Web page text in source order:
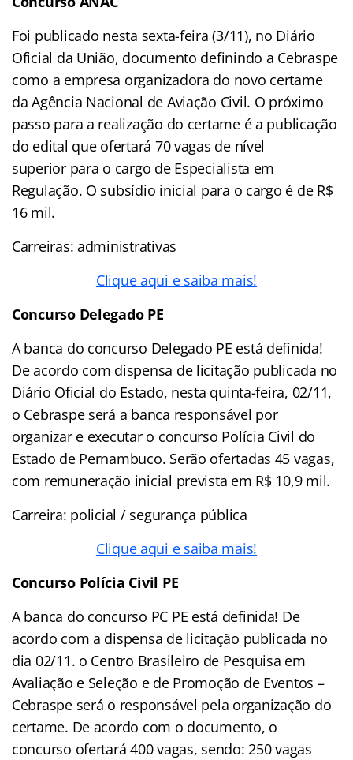
Foi publicado nesta sexta-feira (3/11), no Diário
Oficial da União, documento definindo a Cebraspe
como a empresa organizadora do novo certame
da Agência Nacional de Aviação Civil. O próximo
passo para a realização do certame é a publicação
do edital que ofertará 70 vagas de nível
superior para o cargo de Especialista em
Regulação. O subsídio inicial para o cargo é de R$
16 mil.
Carreiras: administrativas
Clique aqui e saiba mais!
Concurso Delegado PE
A banca do concurso Delegado PE está definida!
De acordo com dispensa de licitação publicada no
Diário Oficial do Estado, nesta quinta-feira, 02/11,
o Cebraspe será a banca responsável por
organizar e executar o concurso Polícia Civil do
Estado de Pernambuco. Serão ofertadas 45 vagas,
com remuneração inicial prevista em R$ 10,9 mil.
Carreira: policial / segurança pública
Clique aqui e saiba mais!
Concurso Polícia Civil PE
A banca do concurso PC PE está definida! De
acordo com a dispensa de licitação publicada no
dia 02/11. o Centro Brasileiro de Pesquisa em
Avaliação e Seleção e de Promoção de Eventos –
Cebraspe será o responsável pela organização do
certame. De acordo com o documento, o
concurso ofertará 400 vagas, sendo: 250 vagas